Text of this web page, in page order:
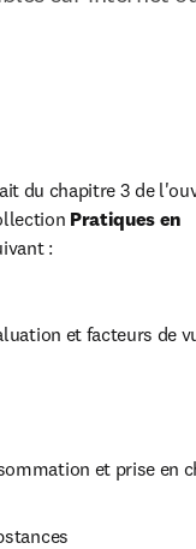
du chapitre 3 de
tab/window
Pratiques en
:
et facteurs de
et prise en